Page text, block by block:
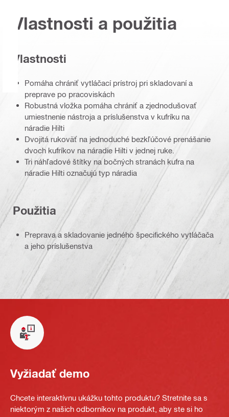
Vlastnosti a použitia
Vlastnosti
Pomáha chrániť vytláčací prístroj pri skladovaní a
preprave po pracoviskách
Robustná vložka pomáha chrániť a zjednodušovať
umiestnenie nástroja a príslušenstva v kufríku na
náradie Hilti
Dvojitá rukoväť na jednoduché bezkľúčové prenášanie
dvoch kufríkov na náradie Hilti v jednej ruke.
Tri náhľadové štítky na bočných stranách kufra na
náradie Hilti označujú typ náradia
Použitia
Preprava a skladovanie jedného špecifického vytláčača
a jeho príslušenstva
Vyžiadať demo
Chcete interaktívnu ukážku tohto produktu? Stretnite sa s
niektorým z našich odborníkov na produkt, aby ste si ho